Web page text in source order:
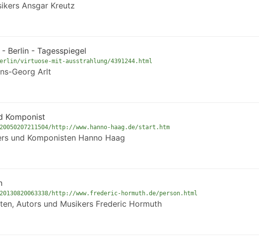
Ansgar Kreutz
Berlin - Tagesspiegel
virtuose-mit-ausstrahlung/4391244.html
Georg Arlt
Komponist
http://www.hanno-haag.de/start.htm
und Komponisten Hanno Haag
http://www.frederic-hormuth.de/person.html
Autors und Musikers Frederic Hormuth